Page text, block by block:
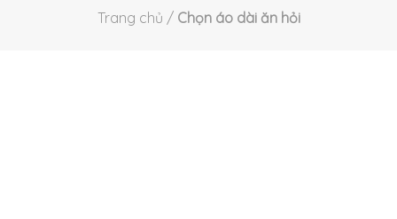
Trang chủ / Chọn áo dài ăn hỏi